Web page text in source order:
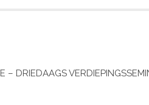
– DRIEDAAGS